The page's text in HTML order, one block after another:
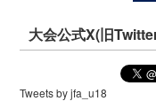
大会公式X(旧
Tweets by jfa_u18